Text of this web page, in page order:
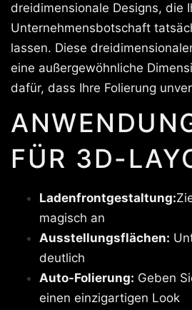
dreidimensionale Designs, die
Unternehmensbotschaft
lassen. Diese
eine außergewöhnliche
dafür, dass Ihre Folierung
FÜR 3D-
Ladenfrontgestaltung:
magisch an
Ausstellungsflächen:
deutlich
Auto-Folierung: Geben
einen einzigartigen Look